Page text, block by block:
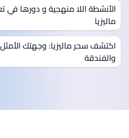
الأنشطة اللا منهجية و دورها في
ماليزيا
اكتشف سحر ماليزيا: وجهتك
والفندقة